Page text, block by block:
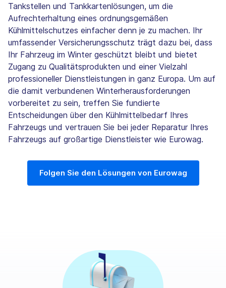
Tankstellen und Tankkartenlösungen, um die
Aufrechterhaltung eines ordnungsgemäßen
Kühlmittelschutzes einfacher denn je zu machen. Ihr
umfassender Versicherungsschutz trägt dazu bei, dass
Ihr Fahrzeug im Winter geschützt bleibt und bietet
Zugang zu Qualitätsprodukten und einer Vielzahl
professioneller Dienstleistungen in ganz Europa. Um auf
die damit verbundenen Winterherausforderungen
vorbereitet zu sein, treffen Sie fundierte
Entscheidungen über den Kühlmittelbedarf Ihres
Fahrzeugs und vertrauen Sie bei jeder Reparatur Ihres
Fahrzeugs auf großartige Dienstleister wie Eurowag.
Folgen Sie den Lösungen von Eurowag